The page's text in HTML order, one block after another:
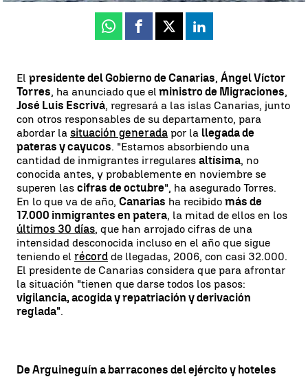
Whatsapp
Facebook
X Linkedin
El presidente del Gobierno de Canarias, Ángel Víctor
Torres, ha anunciado que el ministro de Migraciones,
José Luis Escrivá, regresará a las islas Canarias, junto
con otros responsables de su departamento, para
abordar la situación generada por la llegada de
pateras y cayucos. "Estamos absorbiendo una
cantidad de inmigrantes irregulares altísima, no
conocida antes, y probablemente en noviembre se
superen las cifras de octubre", ha asegurado Torres.
En lo que va de año, Canarias ha recibido más de
17.000 inmigrantes en patera, la mitad de ellos en los
últimos 30 días, que han arrojado cifras de una
intensidad desconocida incluso en el año que sigue
teniendo el récord de llegadas, 2006, con casi 32.000.
El presidente de Canarias considera que para afrontar
la situación "tienen que darse todos los pasos:
vigilancia, acogida y repatriación y derivación
reglada".
De Arguineguín a barracones del ejército y hoteles